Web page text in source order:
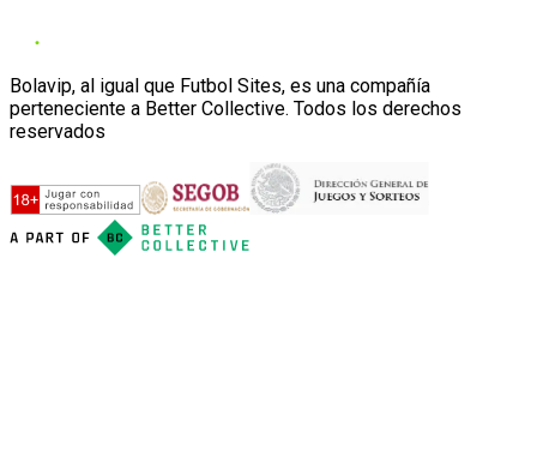
Bolavip, al igual que Futbol Sites, es una compañía
perteneciente a Better Collective. Todos los derechos
reservados